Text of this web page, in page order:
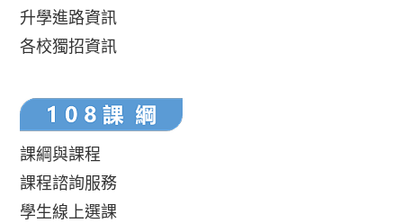
升學進路資訊
各校獨招資訊
課綱與課程
課程諮詢服務
學生線上選課